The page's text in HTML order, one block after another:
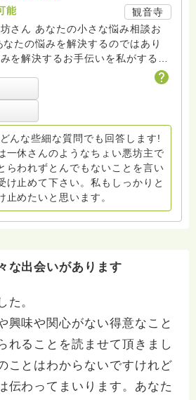
能
観音寺
さん あなたの小さな悩み相談お
たの悩みを解決するのではあり
を解決するお手伝いを私がするの
目指しています。尊敬する人は一
んな些細な質問でも回答します!
一休さんのようなちょい悪坊主で
らわれずとんでもないことを言い
け止めて下さい。私もしっかりと
止めたいと思います。
な出会いがあります
た。
興味や関心がない得意なこと
れることを読ませて頂きまし
ことはわからないですけれど
伝わってまいります。あなた